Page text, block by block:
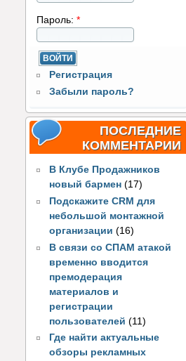
Пароль: *
Регистрация
Забыли пароль?
ПОСЛЕДНИЕ
КОММЕНТАРИИ
В Клубе Продажников
новый бармен (17)
Подскажите CRM для
небольшой монтажной
организации (16)
В связи со СПАМ атакой
временно вводится
премодерация
материалов и
регистрации
пользователей(11)
Где найти актуальные
обзоры рекламных